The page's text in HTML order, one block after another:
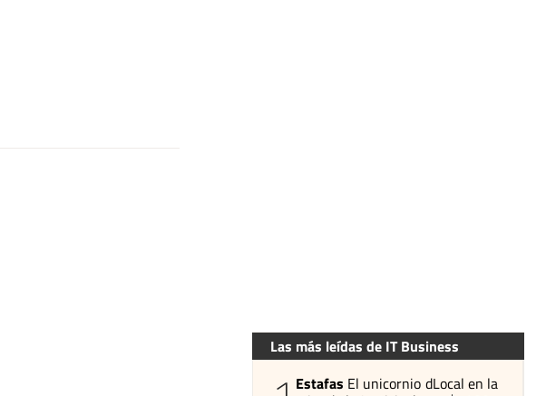
Las más leídas de IT Business
Estafas El unicornio dLocal en la